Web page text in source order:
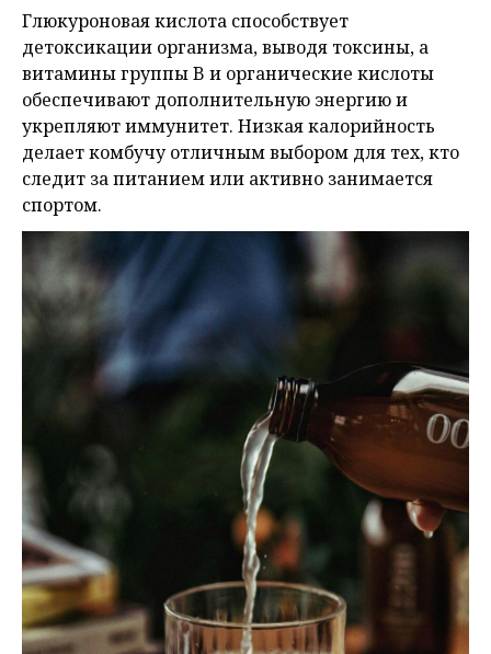
Глюкуроновая кислота способствует
детоксикации организма, выводя токсины, а
витамины группы B и органические кислоты
обеспечивают дополнительную энергию и
укрепляют иммунитет. Низкая калорийность
делает комбучу отличным выбором для тех, кто
следит за питанием или активно занимается
спортом.